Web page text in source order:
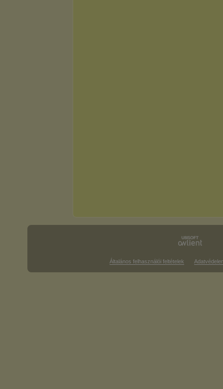
Általános felhasználói feltételek